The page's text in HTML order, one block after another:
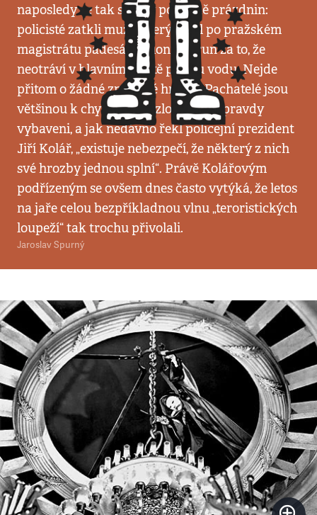
naposledy se tak stalo v polovině prázdnin:
policisté zatkli muže, který chtěl po pražském
magistrátu padesát milionů korun za to, že
neotráví v hlavním městě pitnou vodu. Nejde
přitom o žádné znuděné hrátky. Pachatelé jsou
většinou k chystanému zločinu doopravdy
vybaveni, a jak nedávno řekl policejní prezident
Jiří Kolář, „existuje nebezpečí, že některý z nich
své hrozby jednou splní“. Právě Kolářovým
podřízeným se ovšem dnes často vytýká, že letos
na jaře celou bezpříkladnou vlnu „teroristických
loupeží“ tak trochu přivolali.
Jaroslav Spurný